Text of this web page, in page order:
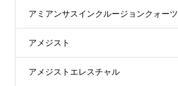
アミアンサスインクルージョンクォーツ
アメジスト
アメジストエレスチャル